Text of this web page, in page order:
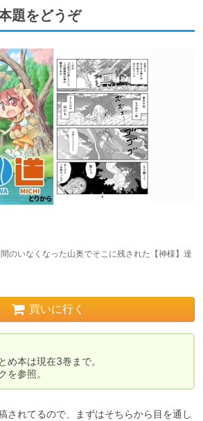
題をどうぞ
のいなくなった山奥でそこに残された【神様】達
買いに行く
め本は現在3巻まで。
を参照。
されてるので、まずはそちらから目を通し